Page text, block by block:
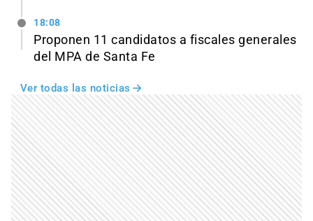
18:08
Proponen 11 candidatos a fiscales generales
del MPA de Santa Fe
Ver todas las noticias